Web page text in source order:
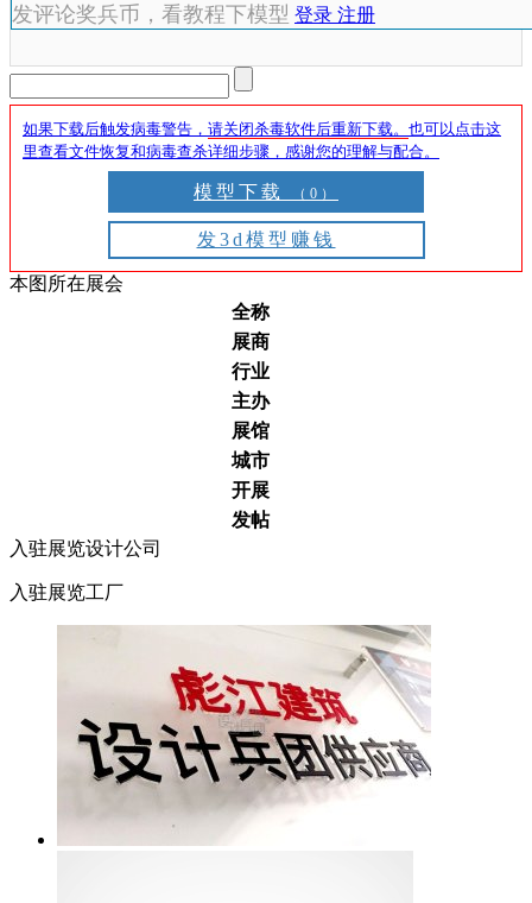
发评论奖兵币，看教程下模型 登录 注册
如果下载后触发病毒警告， 请关闭杀毒软件后重新下载。 也可以点击这
里查看文件恢复和病毒查杀详细步骤，感谢您的理解与配合。
模型下载 （0）
发3d模型赚钱
本图所在展会
全称
展商
行业
主办
展馆
城市
开展
发帖
入驻展览设计公司
入驻展览工厂